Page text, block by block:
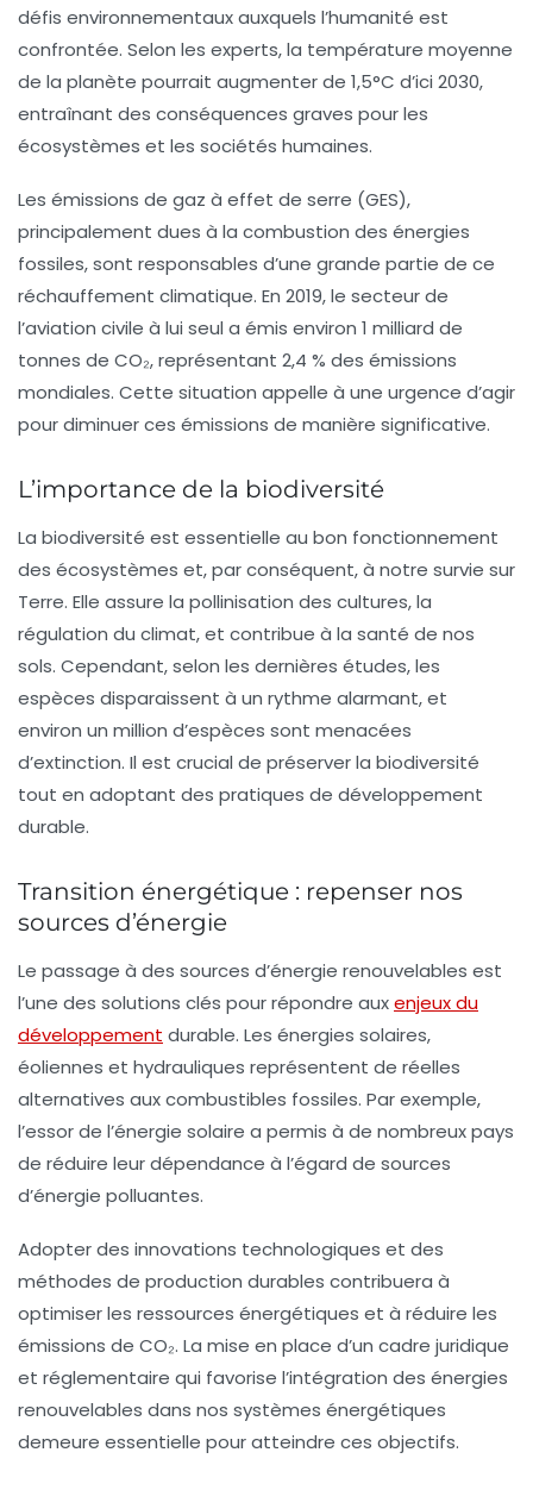
défis environnementaux auxquels l’humanité est
confrontée. Selon les experts, la température moyenne
de la planète pourrait augmenter de 1,5°C d’ici 2030,
entraînant des conséquences graves pour les
écosystèmes et les sociétés humaines.
Les émissions de gaz à effet de serre (GES),
principalement dues à la combustion des énergies
fossiles, sont responsables d’une grande partie de ce
réchauffement climatique. En 2019, le secteur de
l’aviation civile à lui seul a émis environ 1 milliard de
tonnes de CO₂, représentant 2,4 % des émissions
mondiales. Cette situation appelle à une urgence d’agir
pour diminuer ces émissions de manière significative.
L’importance de la biodiversité
La biodiversité est essentielle au bon fonctionnement
des écosystèmes et, par conséquent, à notre survie sur
Terre. Elle assure la pollinisation des cultures, la
régulation du climat, et contribue à la santé de nos
sols. Cependant, selon les dernières études, les
espèces disparaissent à un rythme alarmant, et
environ un million d’espèces sont menacées
d’extinction. Il est crucial de préserver la biodiversité
tout en adoptant des pratiques de développement
durable.
Transition énergétique : repenser nos
sources d’énergie
Le passage à des sources d’énergie renouvelables est
l’une des solutions clés pour répondre auxenjeux du
développement durable. Les énergies solaires,
éoliennes et hydrauliques représentent de réelles
alternatives aux combustibles fossiles. Par exemple,
l’essor de l’énergie solaire a permis à de nombreux pays
de réduire leur dépendance à l’égard de sources
d’énergie polluantes.
Adopter des innovations technologiques et des
méthodes de production durables contribuera à
optimiser les ressources énergétiques et à réduire les
émissions de CO₂. La mise en place d’un cadre juridique
et réglementaire qui favorise l’intégration des énergies
renouvelables dans nos systèmes énergétiques
demeure essentielle pour atteindre ces objectifs.